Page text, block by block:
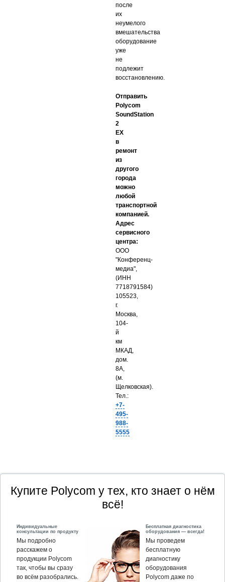
после
их
неумелого
вмешательства
оборудование
уже
не
подлежит
восстановлению.
Отправить
Polycom
SoundStation
2
EX
в
ремонт
из
другого
города
можно
любой
транспортной
компанией.
Адрес
сервисного
центра:
ООО
"Конференц-
медиа",
(ИНН
7718791584)
105523,
г.
Москва,
104-
й
км
МКАД,
дом.
8А,
(м.
Щелковская).
Тел.:
+7-
495-
988-
5555
Купите Polycom у тех, кто знает о нём
всё!
Индивидуальные
консультации по продукту
Мы подробно
расскажем о
продукции Polycom
так, чтобы вы сразу
во всём разобрались.
Бесплатная диагностика
оборудования — всегда!
Мы проведем
бесплатную
диагностику
оборудования
Polycom даже по